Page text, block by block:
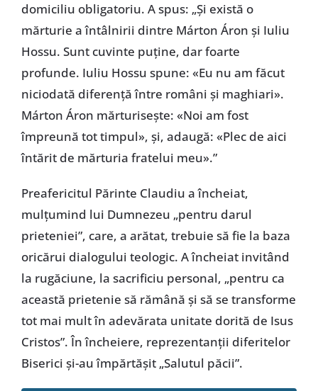
domiciliu obligatoriu. A spus: „Și există o
mărturie a întâlnirii dintre Márton Áron și Iuliu
Hossu. Sunt cuvinte puține, dar foarte
profunde. Iuliu Hossu spune: «Eu nu am făcut
niciodată diferență între români și maghiari».
Márton Áron mărturisește: «Noi am fost
împreună tot timpul», și, adaugă: «Plec de aici
întărit de mărturia fratelui meu».”
Preafericitul Părinte Claudiu a încheiat,
mulțumind lui Dumnezeu „pentru darul
prieteniei”, care, a arătat, trebuie să fie la baza
oricărui dialogului teologic. A încheiat invitând
la rugăciune, la sacrificiu personal, „pentru ca
această prietenie să rămână și să se transforme
tot mai mult în adevărata unitate dorită de Isus
Cristos”. În încheiere, reprezentanții diferitelor
Biserici și-au împărtășit „Salutul păcii”.